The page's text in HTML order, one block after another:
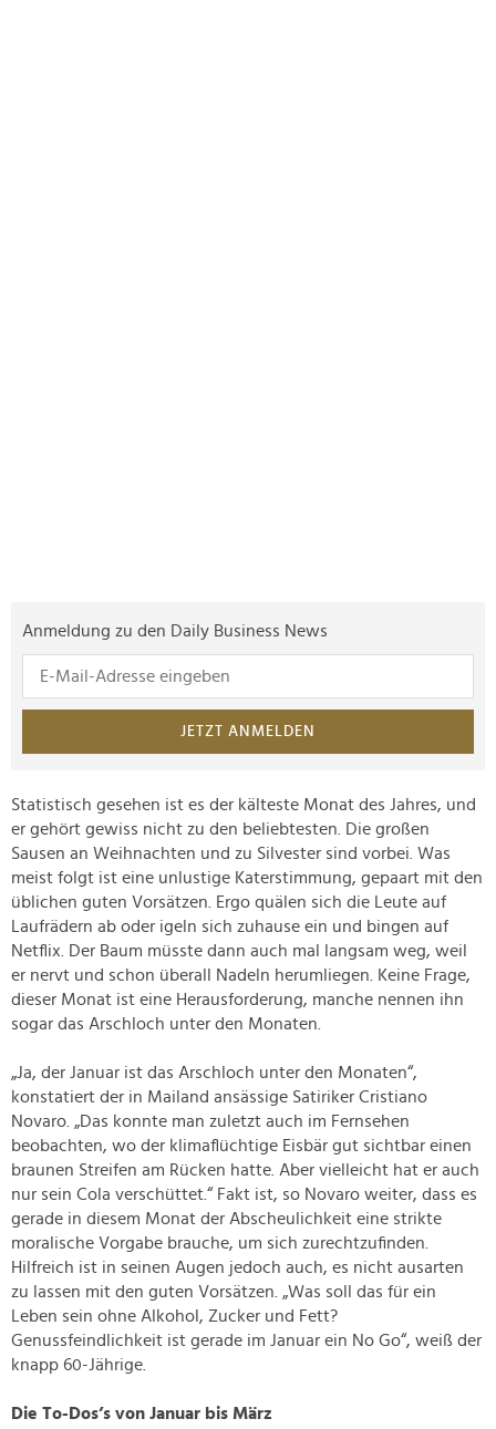
Anmeldung zu den Daily Business News
JETZT ANMELDEN
Statistisch gesehen ist es der kälteste Monat des Jahres, und
er gehört gewiss nicht zu den beliebtesten. Die großen
Sausen an Weihnachten und zu Silvester sind vorbei. Was
meist folgt ist eine unlustige Katerstimmung, gepaart mit den
üblichen guten Vorsätzen. Ergo quälen sich die Leute auf
Laufrädern ab oder igeln sich zuhause ein und bingen auf
Netflix. Der Baum müsste dann auch mal langsam weg, weil
er nervt und schon überall Nadeln herumliegen. Keine Frage,
dieser Monat ist eine Herausforderung, manche nennen ihn
sogar das Arschloch unter den Monaten.
„Ja, der Januar ist das Arschloch unter den Monaten“,
konstatiert der in Mailand ansässige Satiriker Cristiano
Novaro. „Das konnte man zuletzt auch im Fernsehen
beobachten, wo der klimaflüchtige Eisbär gut sichtbar einen
braunen Streifen am Rücken hatte. Aber vielleicht hat er auch
nur sein Cola verschüttet.“ Fakt ist, so Novaro weiter, dass es
gerade in diesem Monat der Abscheulichkeit eine strikte
moralische Vorgabe brauche, um sich zurechtzufinden.
Hilfreich ist in seinen Augen jedoch auch, es nicht ausarten
zu lassen mit den guten Vorsätzen. „Was soll das für ein
Leben sein ohne Alkohol, Zucker und Fett?
Genussfeindlichkeit ist gerade im Januar ein No Go“, weiß der
knapp 60-Jährige.
Die To-Dos’s von Januar bis März